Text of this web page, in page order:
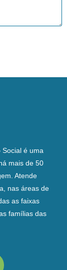
Social é uma
mais de 50
Atende
nas áreas de
as faixas
famílias das